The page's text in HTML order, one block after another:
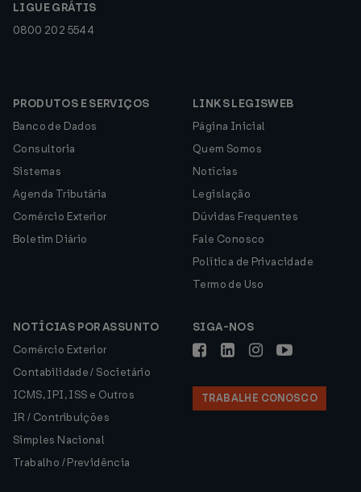
LIGUE GRÁTIS
0800 202 5544
PRODUTOS E SERVIÇOS
Banco de Dados
Consultoria
Sistemas
Agenda Tributária
Comércio Exterior
Boletim Diário
LINKS LEGISWEB
Página Inicial
Quem Somos
Notícias
Legislação
Dúvidas Frequentes
Fale Conosco
Política de Privacidade
Termo de Uso
NOTÍCIAS POR ASSUNTO
Comércio Exterior
Contabilidade / Societário
ICMS, IPI, ISS e Outros
IR / Contribuições
Simples Nacional
Trabalho / Previdência
SIGA-NOS
TRABALHE CONOSCO